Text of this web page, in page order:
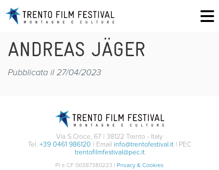
ANDREAS JÄGER
Pubblicata il 27/04/2023
Via S.Croce, 67 | 38122 Trento - Italy
Tel. +39 0461 986120 | Email info@trentofestival.it | PEC
trentofilmfestival@pec.it
PI e CF 00387380223 | Privacy & Cookies